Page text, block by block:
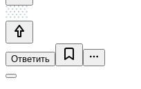
Ответить